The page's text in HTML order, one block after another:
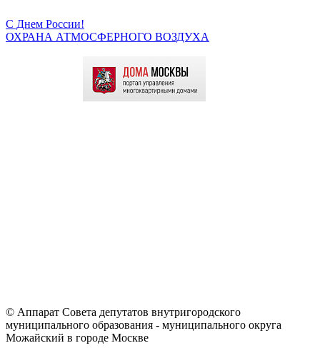
С Днем России!
ОХРАНА АТМОСФЕРНОГО ВОЗДУХА
© Аппарат Совета депутатов внутригородского
муниципального образования - муниципального округа
Можайский в городе Москве